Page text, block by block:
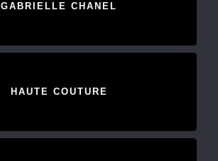
GABRIELLE CHANEL
HAUTE COUTURE